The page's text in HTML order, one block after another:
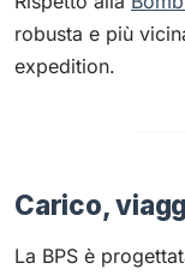
robusta e più
expedition.
Carico,
La BPS è